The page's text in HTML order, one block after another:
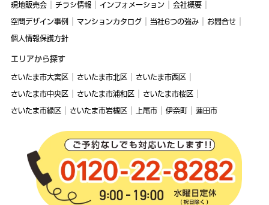
現地販売会 チラシ情報 インフォメーション 会社概要
空間デザイン事例 マンションカタログ 当社6つの強み お問合せ
個人情報保護方針
エリアから探す
さいたま市大宮区 さいたま市北区 さいたま市西区
さいたま市中央区 さいたま市浦和区 さいたま市桜区
さいたま市緑区 さいたま市岩槻区 上尾市 伊奈町 蓮田市